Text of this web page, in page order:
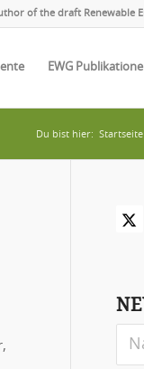
of the draft Renewable
EWG
Du bist hier: Startseite
,